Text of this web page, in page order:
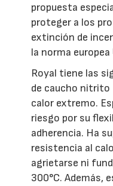
propuesta
proteger a los
extinción de
la norma europea
Royal tiene las
de caucho
calor extremo.
riesgo por su
adherencia. Ha
resistencia al
agrietarse ni
300°C. Además,